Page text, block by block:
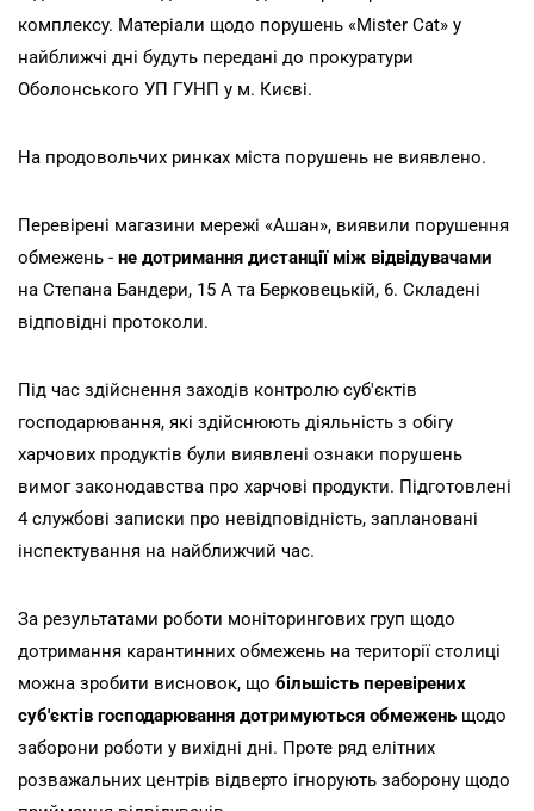
комплексу. Матеріали щодо порушень «Mister Cat» у
найближчі дні будуть передані до прокуратури
Оболонського УП ГУНП у м. Києві.
На продовольчих ринках міста порушень не виявлено.
Перевірені магазини мережі «Ашан», виявили порушення
обмежень - не дотримання дистанції між відвідувачами
на Степана Бандери, 15 А та Берковецькій, 6. Складені
відповідні протоколи.
Під час здійснення заходів контролю суб'єктів
господарювання, які здійснюють діяльність з обігу
харчових продуктів були виявлені ознаки порушень
вимог законодавства про харчові продукти. Підготовлені
4 службові записки про невідповідність, заплановані
інспектування на найближчий час.
За результатами роботи моніторингових груп щодо
дотримання карантинних обмежень на території столиці
можна зробити висновок, що більшість перевірених
суб'єктів господарювання дотримуються обмежень щодо
заборони роботи у вихідні дні. Проте ряд елітних
розважальних центрів відверто ігнорують заборону щодо